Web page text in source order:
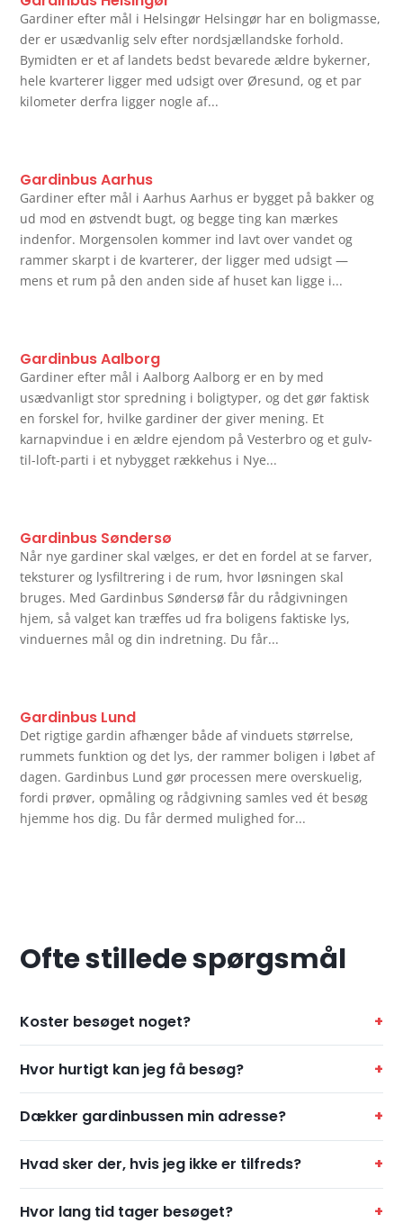
Gardiner efter mål i Helsingør Helsingør har en boligmasse,
der er usædvanlig selv efter nordsjællandske forhold.
Bymidten er et af landets bedst bevarede ældre bykerner,
hele kvarterer ligger med udsigt over Øresund, og et par
kilometer derfra ligger nogle af...
Gardinbus Aarhus
Gardiner efter mål i Aarhus Aarhus er bygget på bakker og
ud mod en østvendt bugt, og begge ting kan mærkes
indenfor. Morgensolen kommer ind lavt over vandet og
rammer skarpt i de kvarterer, der ligger med udsigt —
mens et rum på den anden side af huset kan ligge i...
Gardinbus Aalborg
Gardiner efter mål i Aalborg Aalborg er en by med
usædvanligt stor spredning i boligtyper, og det gør faktisk
en forskel for, hvilke gardiner der giver mening. Et
karnapvindue i en ældre ejendom på Vesterbro og et gulv-
til-loft-parti i et nybygget rækkehus i Nye...
Gardinbus Søndersø
Når nye gardiner skal vælges, er det en fordel at se farver,
teksturer og lysfiltrering i de rum, hvor løsningen skal
bruges. Med Gardinbus Søndersø får du rådgivningen
hjem, så valget kan træffes ud fra boligens faktiske lys,
vinduernes mål og din indretning. Du får...
Gardinbus Lund
Det rigtige gardin afhænger både af vinduets størrelse,
rummets funktion og det lys, der rammer boligen i løbet af
dagen. Gardinbus Lund gør processen mere overskuelig,
fordi prøver, opmåling og rådgivning samles ved ét besøg
hjemme hos dig. Du får dermed mulighed for...
Ofte stillede spørgsmål
Koster besøget noget?
Hvor hurtigt kan jeg få besøg?
Dækker gardinbussen min adresse?
Hvad sker der, hvis jeg ikke er tilfreds?
Hvor lang tid tager besøget?